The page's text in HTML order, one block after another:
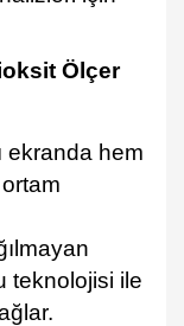
Ölçer
ekranda hem
teknolojisi ile